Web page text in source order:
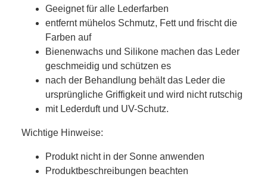
Geeignet für alle Lederfarben
entfernt mühelos Schmutz, Fett und frischt die
Farben auf
Bienenwachs und Silikone machen das Leder
geschmeidig und schützen es
nach der Behandlung behält das Leder die
ursprüngliche Griffigkeit und wird nicht rutschig
mit Lederduft und UV-Schutz.
Wichtige Hinweise:
Produkt nicht in der Sonne anwenden
Produktbeschreibungen beachten